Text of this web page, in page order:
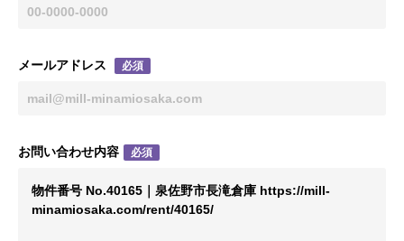
メールアドレス 必須
お問い合わせ内容 必須